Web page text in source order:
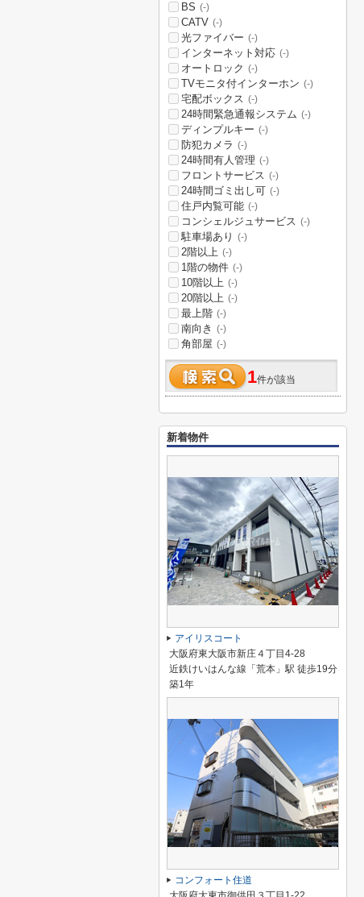
BS (-)
CATV (-)
光ファイバー (-)
インターネット対応 (-)
オートロック (-)
TVモニタ付インターホン (-)
宅配ボックス (-)
24時間緊急通報システム (-)
ディンプルキー (-)
防犯カメラ (-)
24時間有人管理 (-)
フロントサービス (-)
24時間ゴミ出し可 (-)
住戸内覧可能 (-)
コンシェルジュサービス (-)
駐車場あり (-)
2階以上 (-)
1階の物件 (-)
10階以上 (-)
20階以上 (-)
最上階 (-)
南向き (-)
角部屋 (-)
1件が該当
新着物件
アイリスコート
大阪府東大阪市新庄４丁目4-28
近鉄けいはんな線「荒本」駅 徒歩19分
築1年
コンフォート住道